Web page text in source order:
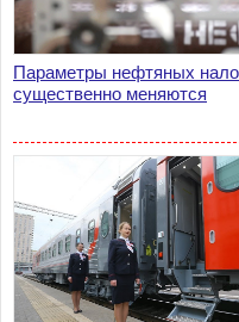
Параметры нефтяных
существенно меняются